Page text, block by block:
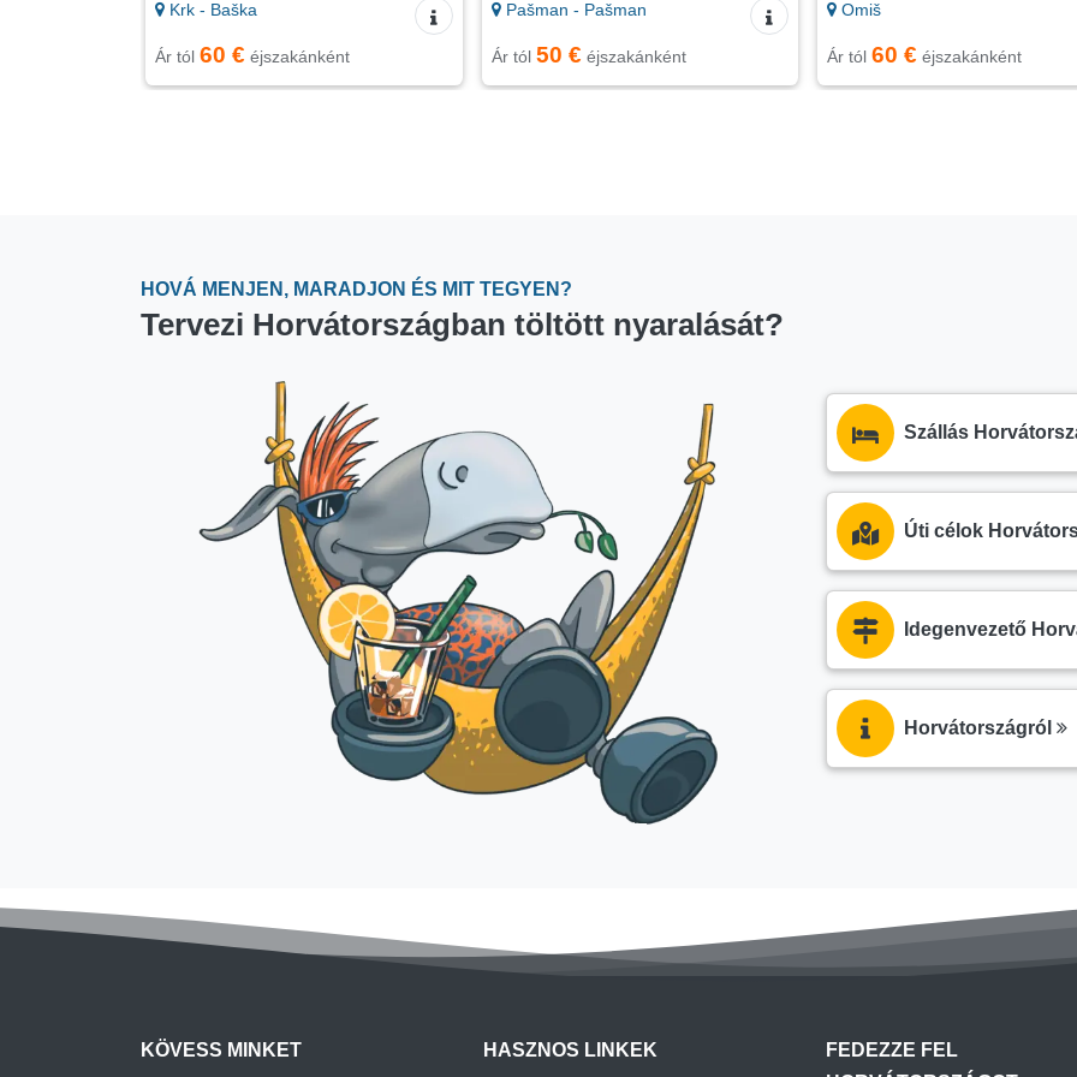
Krk - Baška
Ár tól 60 € éjszakánként
Pašman - Pašman
Ár tól 50 € éjszakánként
Omiš
Ár tól 60 € éjszakánként
HOVÁ MENJEN, MARADJON ÉS MIT TEGYEN?
Tervezi Horvátországban töltött nyaralását?
Szállás
Úti célok
Idegenvezető
Horvátországról
KÖVESS MINKET HASZNOS LINKEK
FEDEZZE FEL